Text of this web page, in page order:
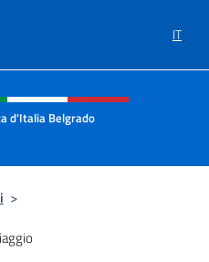
IT
e menù
d'Italia Belgrado
>